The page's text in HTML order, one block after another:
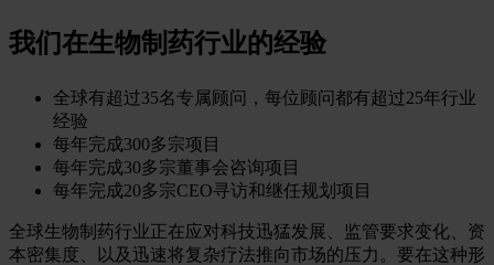
我们在生物制药行业的经验
全球有超过35名专属顾问，每位顾问都有超过25年行业
经验
每年完成300多宗项目
每年完成30多宗董事会咨询项目
每年完成20多宗CEO寻访和继任规划项目
全球生物制药行业正在应对科技迅猛发展、监管要求变化、资
本密集度、以及迅速将复杂疗法推向市场的压力。要在这种形